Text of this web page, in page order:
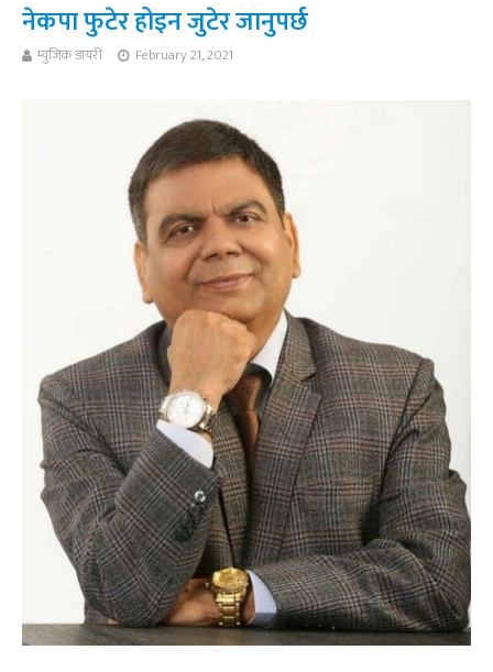
नेकपा फुटेर होइन जुटेर जानुपर्छ
म्युजिक डायरी February 21, 2021